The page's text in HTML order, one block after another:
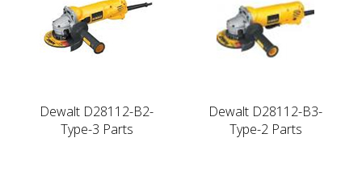
Dewalt D28112-B2-
Type-3 Parts
Dewalt D28112-B3-
Type-2 Parts